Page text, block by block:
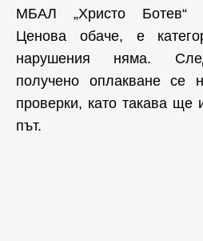
МБАЛ „Христо Ботев“
Ценова обаче, е
нарушения няма.
получено оплакване се
проверки, като такава ще
път.